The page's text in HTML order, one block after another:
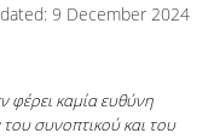
9 December 2024
φέρει καμία ευθύνη
συνοπτικού και του